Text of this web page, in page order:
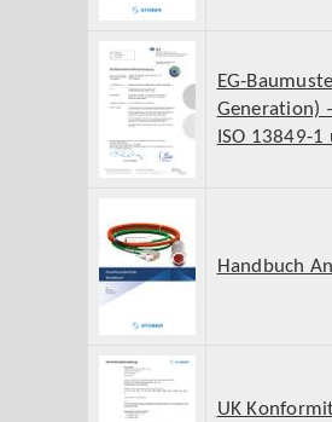
EG-
Generation)
ISO 13849-
Handbuch
UK